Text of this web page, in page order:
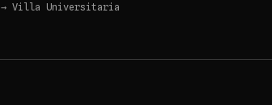
→ Villa Universitaria